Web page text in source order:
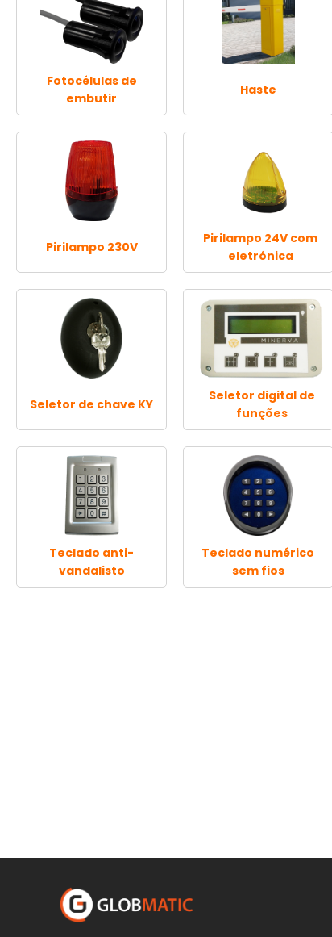
Fotocélulas de
embutir
Haste
Pirilampo 230V
Pirilampo 24V com
eletrónica
Seletor de chave KY
Seletor digital de
funções
Teclado anti-
vandalisto
Teclado numérico
sem fios